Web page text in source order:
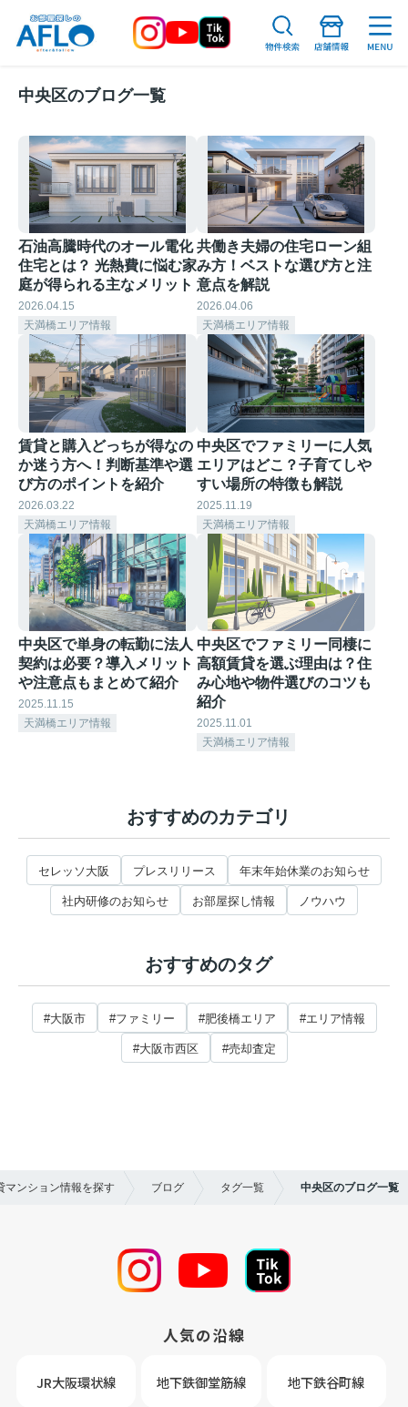
中央区のブログ一覧
石油高騰時代のオール電化
住宅とは？ 光熱費に悩む家
庭が得られる主なメリット
2026.04.15
天満橋エリア情報
共働き夫婦の住宅ローン組
み方！ベストな選び方と注
意点を解説
2026.04.06
天満橋エリア情報
賃貸と購入どっちが得なの
か迷う方へ！判断基準や選
び方のポイントを紹介
2026.03.22
天満橋エリア情報
中央区でファミリーに人気
エリアはどこ？子育てしや
すい場所の特徴も解説
2025.11.19
天満橋エリア情報
中央区で単身の転勤に法人
契約は必要？導入メリット
や注意点もまとめて紹介
2025.11.15
天満橋エリア情報
中央区でファミリー同棲に
高額賃貸を選ぶ理由は？住
み心地や物件選びのコツも
紹介
2025.11.01
天満橋エリア情報
おすすめのカテゴリ
セレッソ大阪 プレスリリース 年末年始休業のお知らせ
社内研修のお知らせ お部屋探し情報 ノウハウ
おすすめのタグ
#大阪市 #ファミリー #肥後橋エリア #エリア情報
#大阪市西区 #売却査定
マンション情報を探す ブログ タグ一覧 中央区のブログ一覧
人気の沿線
JR大阪環状線 地下鉄御堂筋線 地下鉄谷町線